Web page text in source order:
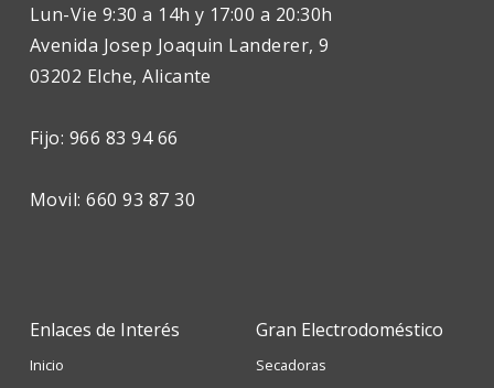
Lun-Vie 9:30 a 14h y 17:00 a 20:30h
Avenida Josep Joaquin Landerer, 9
03202 Elche, Alicante
Fijo: 966 83 94 66
Movil: 660 93 87 30
Enlaces de Interés
Inicio
Gran Electrodoméstico
Secadoras